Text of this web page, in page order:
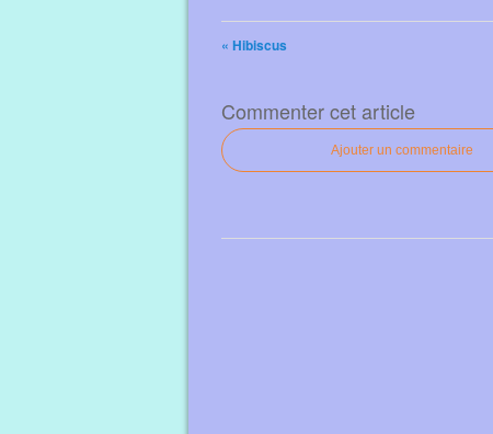
« Hibiscus
Commenter cet article
Ajouter un commentaire